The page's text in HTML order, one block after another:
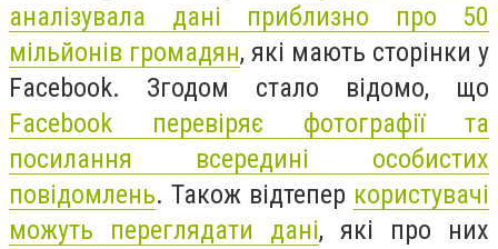
аналізувала дані приблизно про 50
мільйонів громадян, які мають сторінки у
Facebook. Згодом стало відомо, що
Facebook перевіряє фотографії та
посилання всередині особистих
повідомлень. Також відтепер користувачі
можуть переглядати дані, які про них